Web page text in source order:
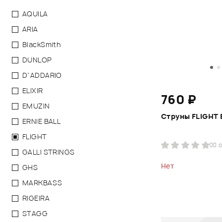
AQUILA
ARIA
BlackSmith
DUNLOP
D`ADDARIO
ELIXIR
EMUZIN
ERNIE BALL
FLIGHT
GALLI STRINGS
GHS
MARKBASS
RIGEIRA
STAGG
760 ₽
Струны FLIGHT
00
Нет